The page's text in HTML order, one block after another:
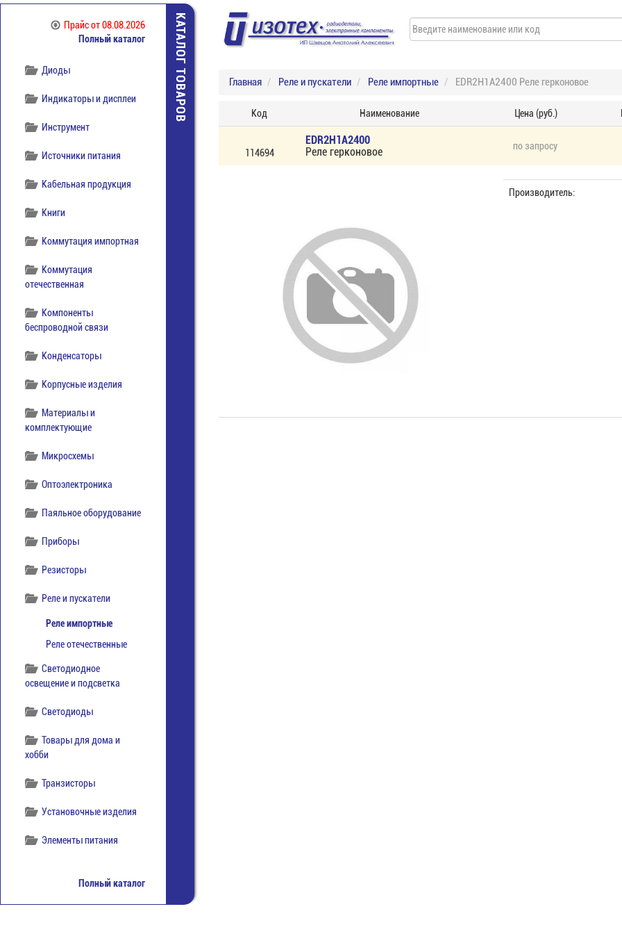
Прайсот 08.08.2026
Полный каталог
Диоды
Индикаторы и дисплеи
Инструмент
Источники питания
Кабельная продукция
Книги
Коммутация импортная
Коммутация
отечественная
Компоненты
беспроводной связи
Конденсаторы
Корпусные изделия
Материалы и
комплектующие
Микросхемы
Оптоэлектроника
Паяльное оборудование
Приборы
Резисторы
Реле и пускатели
Реле импортные
Реле отечественные
Светодиодное
освещение и подсветка
Светодиоды
Товары для дома и
хобби
Транзисторы
Установочные изделия
Элементы питания
Полный каталог
КАТАЛОГ ТОВАРОВ Главная Реле и пускатели Реле импортные EDR2H1A2400 Реле герконовое
Код Наименование Цена (руб.)
114694
EDR2H1A2400
Реле герконовое
по запросу
Производитель: